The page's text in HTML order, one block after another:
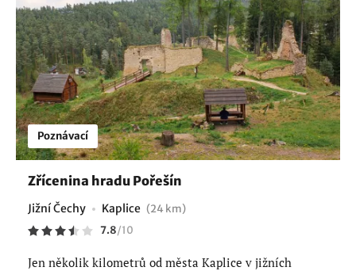
Poznávací
Zřícenina hradu Pořešín
Jižní Čechy Kaplice (24 km)
7.8/10
Jen několik kilometrů od města Kaplice v jižních